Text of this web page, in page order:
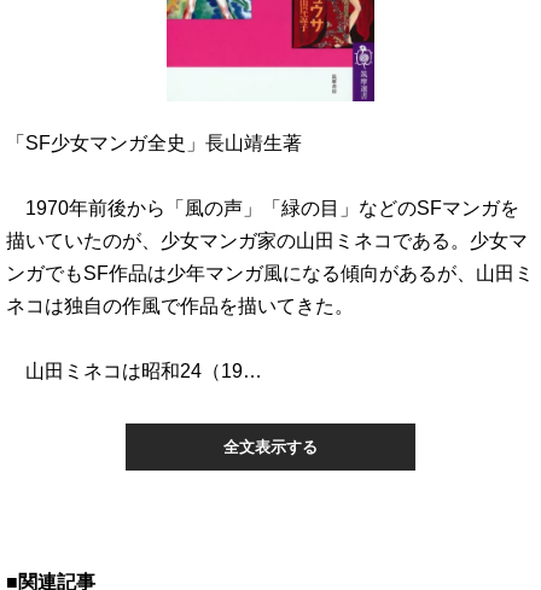
「SF少女マンガ全史」長山靖生著
1970年前後から「風の声」「緑の目」などのSFマンガを
描いていたのが、少女マンガ家の山田ミネコである。少女マ
ンガでもSF作品は少年マンガ風になる傾向があるが、山田ミ
ネコは独自の作風で作品を描いてきた。
山田ミネコは昭和24（19…
全文表示する
■関連記事